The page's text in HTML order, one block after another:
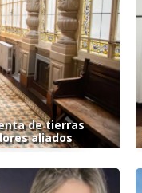
de tierras
aliados